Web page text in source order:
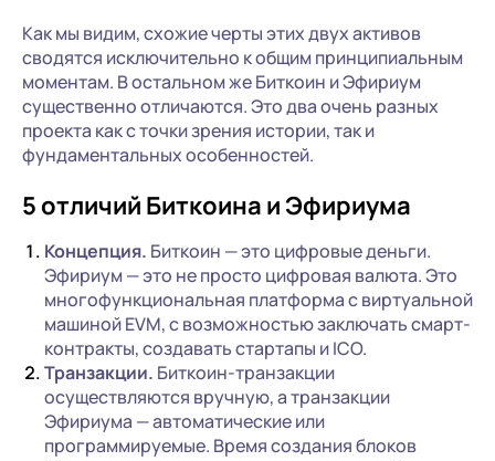
Как мы видим, схожие черты этих двух активов
сводятся исключительно к общим принципиальным
моментам. В остальном же Биткоин и Эфириум
существенно отличаются. Это два очень разных
проекта как с точки зрения истории, так и
фундаментальных особенностей.
5 отличий Биткоина и Эфириума
Концепция. Биткоин — это цифровые деньги.
Эфириум — это не просто цифровая валюта. Это
многофункциональная платформа с виртуальной
машиной EVM, с возможностью заключать смарт-
контракты, создавать стартапы и ICO.
Транзакции. Биткоин-транзакции
осуществляются вручную, а транзакции
Эфириума — автоматические или
программируемые. Время создания блоков